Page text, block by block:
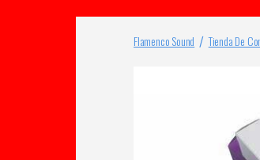
Flamenco Sound Tienda De